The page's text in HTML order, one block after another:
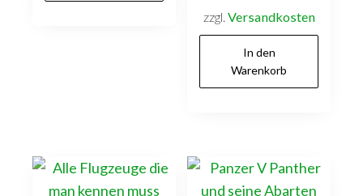
zzgl. Versandkosten
In den
Warenkorb